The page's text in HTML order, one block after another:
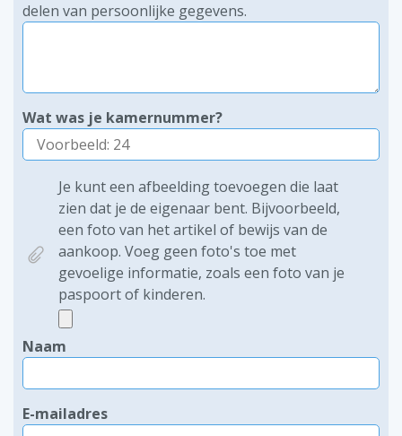
delen van persoonlijke gegevens.
Wat was je kamernummer?
Je kunt een afbeelding toevoegen die laat
zien dat je de eigenaar bent. Bijvoorbeeld,
een foto van het artikel of bewijs van de
aankoop. Voeg geen foto's toe met
gevoelige informatie, zoals een foto van je
paspoort of kinderen.
Naam
E-mailadres